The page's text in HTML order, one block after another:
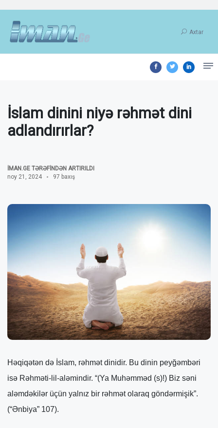
Axtar
İslam dinini niyə rəhmət dini
adlandırırlar?
İMAN.GE TƏRƏFINDƏN ARTIRILDI
noy 21, 2024
97 baxış
Həqiqətən də İslam, rəhmət dinidir. Bu dinin peyğəmbəri
isə Rəhməti-lil-aləmindir. “(Ya Muhəmməd (s)!) Biz səni
aləmdəkilər üçün yalnız bir rəhmət olaraq göndərmişik”.
(“Ənbiya” 107).